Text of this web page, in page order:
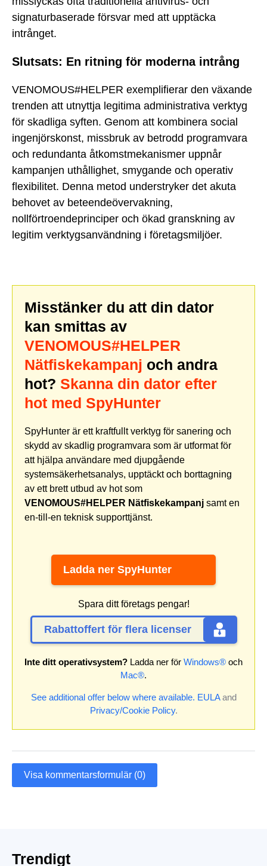
signaturbaserade försvar med att upptäcka
intrånget.
Slutsats: En ritning för moderna intrång
VENOMOUS#HELPER exemplifierar den växande
trenden att utnyttja legitima administrativa verktyg
för skadliga syften. Genom att kombinera social
ingenjörskonst, missbruk av betrodd programvara
och redundanta åtkomstmekanismer uppnår
kampanjen uthållighet, smygande och operativ
flexibilitet. Denna metod understryker det akuta
behovet av beteendeövervakning,
nollförtroendeprinciper och ökad granskning av
legitim verktygsanvändning i företagsmiljöer.
Misstänker du att din dator
kan smittas av
VENOMOUS#HELPER
Nätfiskekampanj och andra
hot? Skanna din dator efter
hot med SpyHunter
SpyHunter är ett kraftfullt verktyg för sanering och
skydd av skadlig programvara som är utformat för
att hjälpa användare med djupgående
systemsäkerhetsanalys, upptäckt och borttagning
av ett brett utbud av hot som
VENOMOUS#HELPER Nätfiskekampanj samt en
en-till-en teknisk supporttjänst.
Ladda ner SpyHunter
Spara ditt företags pengar!
Rabattoffert för flera licenser
Inte ditt operativsystem? Ladda ner för Windows® och
Mac®.
See additional offer below where available. EULAand
Privacy/Cookie Policy.
Visa kommentarsformulär (0)
Trendigt